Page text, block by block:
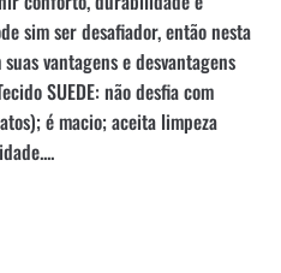
sim ser desafiador, então nesta
vantagens e desvantagens
SUEDE: não desfia com
é macio; aceita limpeza